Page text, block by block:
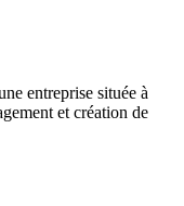
entreprise située à
et création de